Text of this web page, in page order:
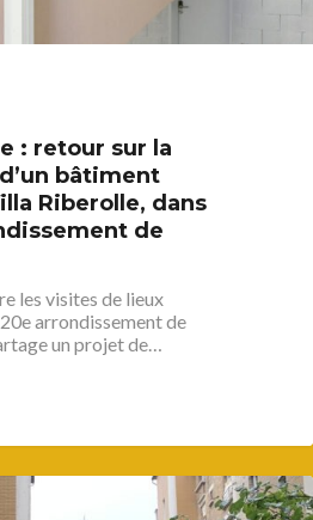
: retour sur la
bâtiment
Riberolle, dans
de
les visites de lieux
arrondissement de
un projet de…
S’informer
Au quotidien
Commerces
Immobilier
Politique locale
Se régaler
Bars et cafés
Street food
Se bouger
Balades
Culture
Belleville /
Jourdain
Plaine Lagny
À propos